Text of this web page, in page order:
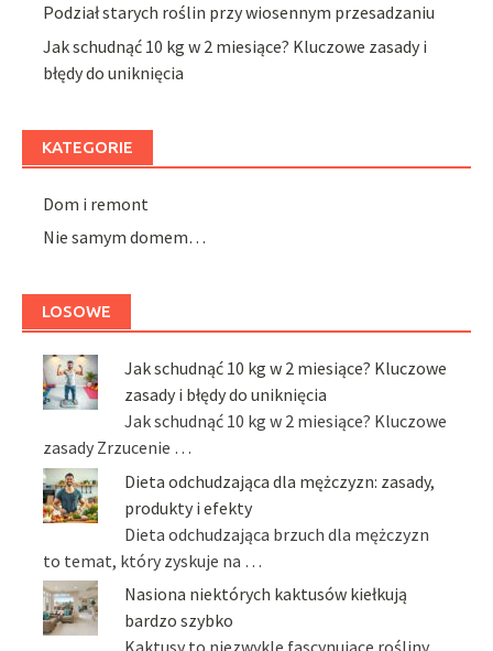
Podział starych roślin przy wiosennym przesadzaniu
Jak schudnąć 10 kg w 2 miesiące? Kluczowe zasady i
błędy do uniknięcia
KATEGORIE
Dom i remont
Nie samym domem…
LOSOWE
Jak schudnąć 10 kg w 2 miesiące? Kluczowe
zasady i błędy do uniknięcia
Jak schudnąć 10 kg w 2 miesiące? Kluczowe
zasady Zrzucenie …
Dieta odchudzająca dla mężczyzn: zasady,
produkty i efekty
Dieta odchudzająca brzuch dla mężczyzn
to temat, który zyskuje na …
Nasiona niektórych kaktusów kiełkują
bardzo szybko